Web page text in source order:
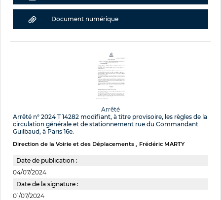
Document numérique
Arrêté
Arrêté n° 2024 T 14282 modifiant, à titre provisoire, les règles de la
circulation générale et de stationnement rue du Commandant
Guilbaud, à Paris 16e.
Direction de la Voirie et des Déplacements Frédéric MARTY
Date de publication :
04/07/2024
Date de la signature :
01/07/2024